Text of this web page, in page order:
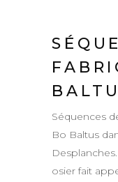
Séquences
Bo Baltus
osier fait